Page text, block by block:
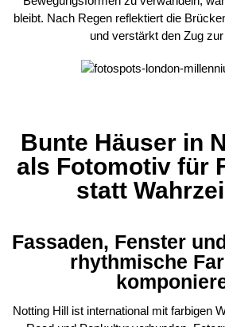
bleibt. Nach Regen reflektiert die
und verstärkt den Zug
Bunte Häuser in
als Fotomotiv für
statt
Fassaden, Fenster
rhythmische
Notting Hill ist international mit farbigen